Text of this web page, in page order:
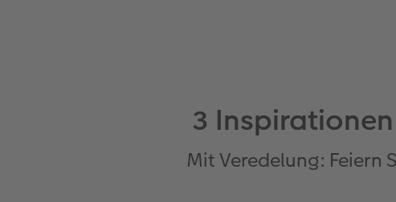
3
Mit Veredelung: Feiern